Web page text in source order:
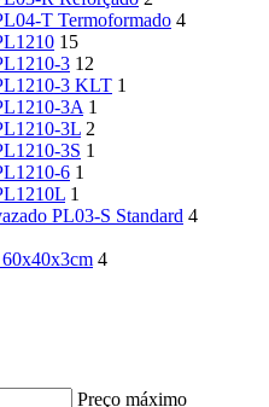
T Termoformado 4
15
3 12
3 KLT 1
3A 1
3L 2
3S 1
6 1
1
PL03-S Standard 4
60x40x3cm 4
Preço máximo